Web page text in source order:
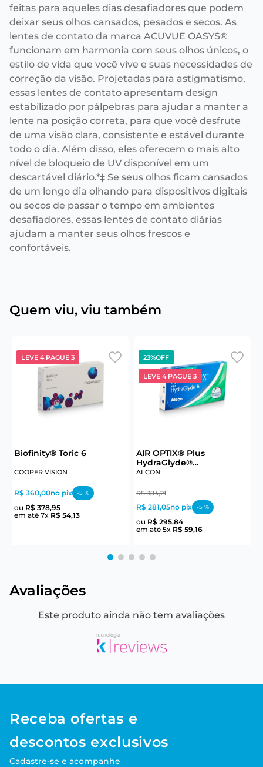
feitas para aqueles dias desafiadores que podem
deixar seus olhos cansados, pesados e secos. As
lentes de contato da marca ACUVUE OASYS®
funcionam em harmonia com seus olhos únicos, o
estilo de vida que você vive e suas necessidades de
correção da visão. Projetadas para astigmatismo,
essas lentes de contato apresentam design
estabilizado por pálpebras para ajudar a manter a
lente na posição correta, para que você desfrute
de uma visão clara, consistente e estável durante
todo o dia. Além disso, eles oferecem o mais alto
nível de bloqueio de UV disponível em um
descartável diário.*‡ Se seus olhos ficam cansados
de um longo dia olhando para dispositivos digitais
ou secos de passar o tempo em ambientes
desafiadores, essas lentes de contato diárias
ajudam a manter seus olhos frescos e
confortáveis.
Quem viu, viu também
LEVE 4 PAGUE 3
Biofinity® Toric 6
COOPER VISION
R$ 360,00no pix -5 %
ou R$ 378,95
em até 7x R$ 54,13
23%OFF
LEVE 4 PAGUE 3
AIR OPTIX® Plus
HydraGlyde®
Astigmatism 6
ALCON
R$ 384,21
R$ 281,05no pix -5 %
ou R$ 295,84
em até 5x R$ 59,16
Avaliações
Este produto ainda não tem avaliações
Receba ofertas e
descontos exclusivos
Cadastre-se e acompanhe